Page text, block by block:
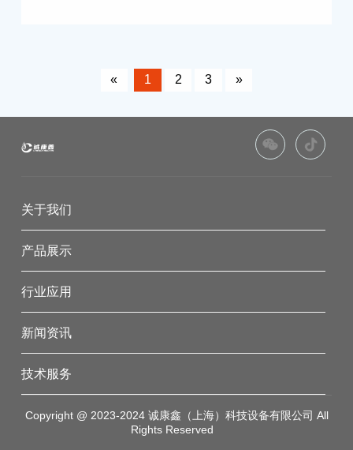
« 1 2 3 »
关于我们
产品展示
行业应用
新闻资讯
技术服务
Copyright @ 2023-2024 诚康鑫（上海）科技设备有限公司 All
Rights Reserved